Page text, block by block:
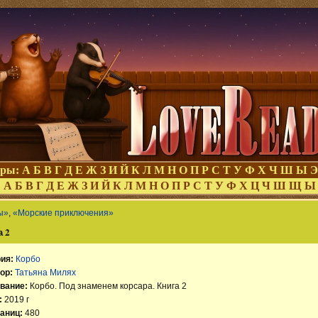
А Б В Г Д Е Ж З И Й К Л М Н О П Р С Т У Ф Х Ч Ш Ы Э
А Б В Г Д Е Ж З И Й К Л М Н О П Р С Т У Ф Х Ц Ч Ш Щ Ы
, «Морские приключения»
2
Корбо
Татьяна Милях
Корбо. Под знаменем корсара. Книга 2
2019 г
480